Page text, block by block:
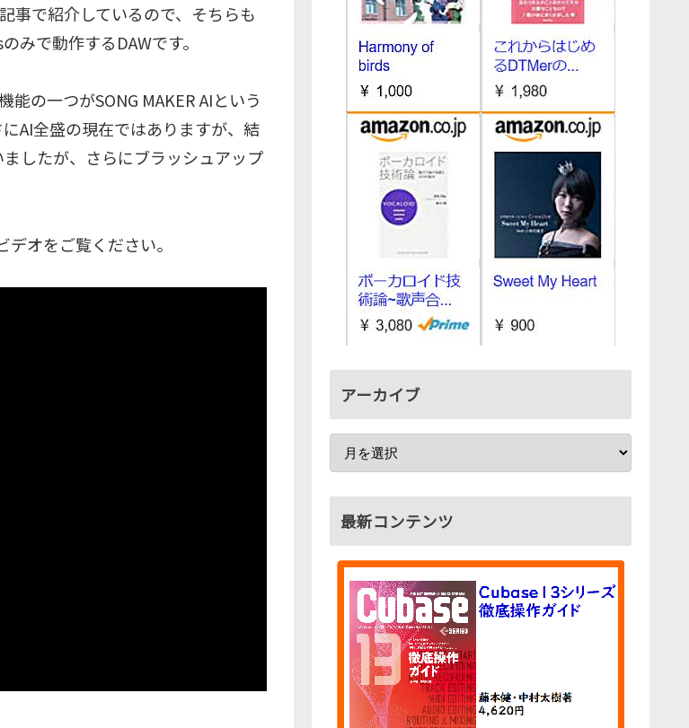
事で紹介しているので、そちらも
みで動作するDAWです。
の一つがSONG MAKER AIという
AI全盛の現在ではありますが、結
したが、さらにブラッシュアップ
オをご覧ください。
アーカイブ
最新コンテンツ